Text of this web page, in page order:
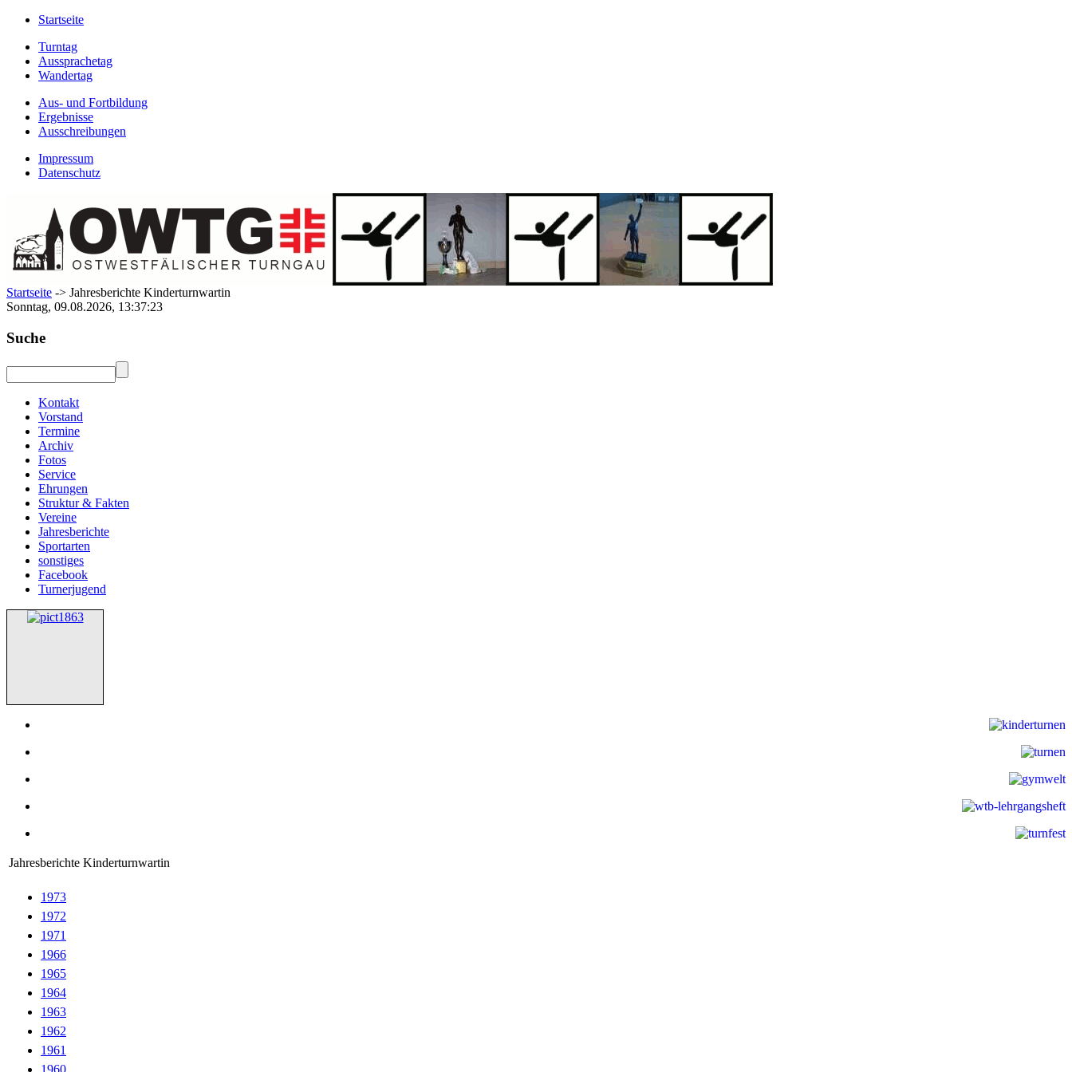
Startseite
Turntag
Aussprachetag
Wandertag
Aus- und Fortbildung
Ergebnisse
Ausschreibungen
Impressum
Datenschutz
Startseite -> Jahresberichte Kinderturnwartin
Sonntag, 09.08.2026, 13:37:23
Suche
Kontakt
Vorstand
Termine
Archiv
Fotos
Service
Ehrungen
Struktur & Fakten
Vereine
Jahresberichte
Sportarten
sonstiges
Facebook
Turnerjugend
Jahresberichte Kinderturnwartin
1973
1972
1971
1966
1965
1964
1963
1962
1961